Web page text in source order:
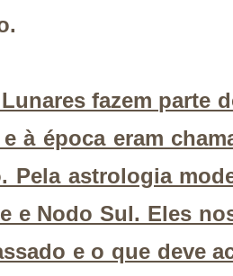
fazem parte
à época eram
Pela astrologia
e Nodo Sul. Eles
e o que deve